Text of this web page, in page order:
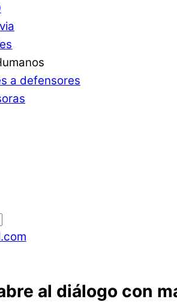
a defensores
al diálogo con